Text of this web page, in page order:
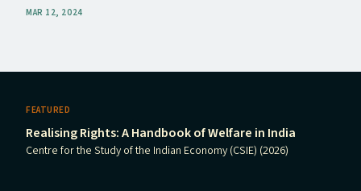
MAR 12, 2024
FEATURED
Realising Rights: A Handbook of Welfare in India
Centre for the Study of the Indian Economy (CSIE) (2026)